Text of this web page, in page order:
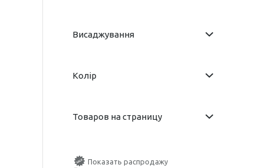
Висаджування
Колір
Товаров на страницу
Показать распродажу